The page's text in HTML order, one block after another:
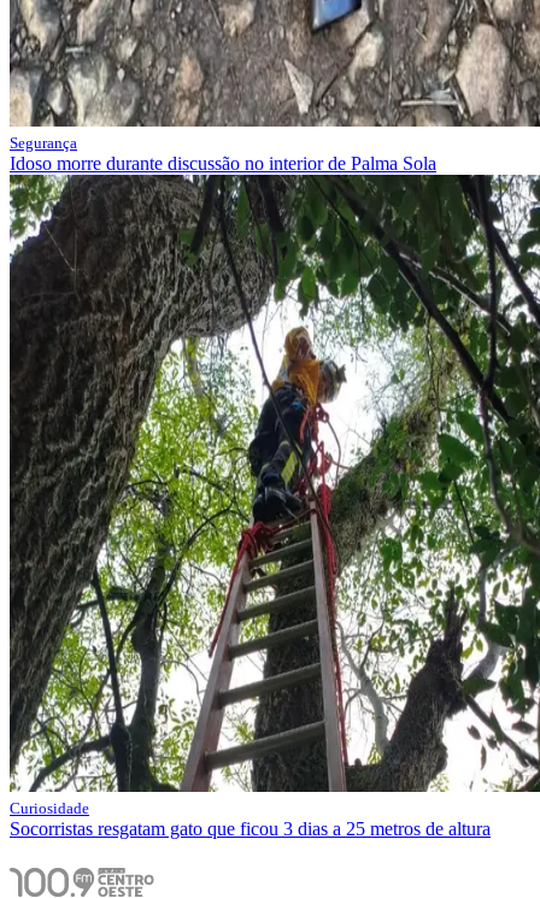
Segurança
Idoso morre durante discussão no interior de Palma Sola
Curiosidade
Socorristas resgatam gato que ficou 3 dias a 25 metros de altura